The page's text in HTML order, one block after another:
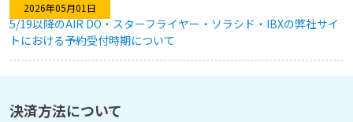
キャンセル対応
2026年05月01日
5/19以降のAIR DO・スターフライヤー・ソラシド・IBXの弊社サイ
トにおける予約受付時期について
決済方法について